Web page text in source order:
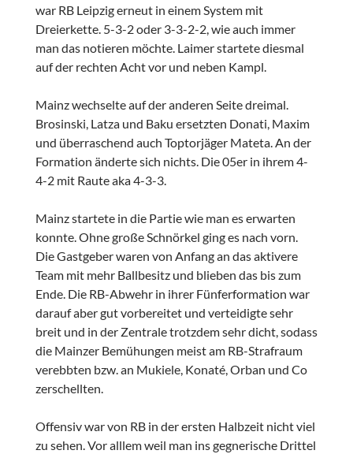
war RB Leipzig erneut in einem System mit
Dreierkette. 5-3-2 oder 3-3-2-2, wie auch immer
man das notieren möchte. Laimer startete diesmal
auf der rechten Acht vor und neben Kampl.
Mainz wechselte auf der anderen Seite dreimal.
Brosinski, Latza und Baku ersetzten Donati, Maxim
und überraschend auch Toptorjäger Mateta. An der
Formation änderte sich nichts. Die 05er in ihrem 4-
4-2 mit Raute aka 4-3-3.
Mainz startete in die Partie wie man es erwarten
konnte. Ohne große Schnörkel ging es nach vorn.
Die Gastgeber waren von Anfang an das aktivere
Team mit mehr Ballbesitz und blieben das bis zum
Ende. Die RB-Abwehr in ihrer Fünferformation war
darauf aber gut vorbereitet und verteidigte sehr
breit und in der Zentrale trotzdem sehr dicht, sodass
die Mainzer Bemühungen meist am RB-Strafraum
verebbten bzw. an Mukiele, Konaté, Orban und Co
zerschellten.
Offensiv war von RB in der ersten Halbzeit nicht viel
zu sehen. Vor alllem weil man ins gegnerische Drittel